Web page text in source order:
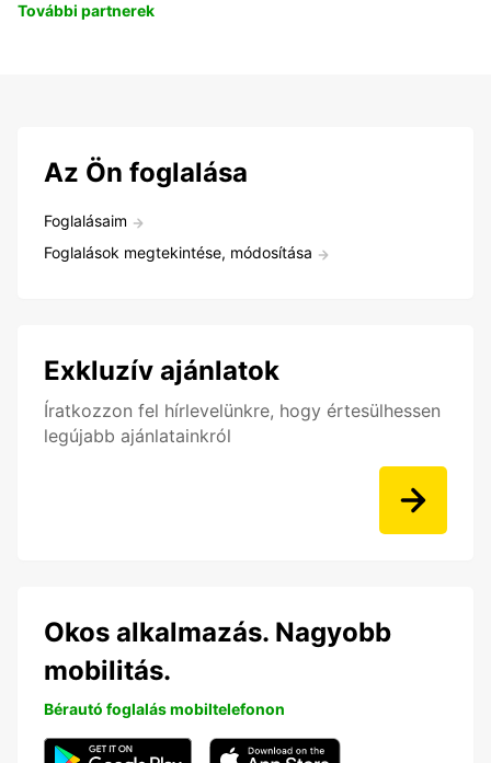
További partnerek
Az Ön foglalása
Foglalásaim
Foglalások megtekintése, módosítása
Exkluzív ajánlatok
Íratkozzon fel hírlevelünkre, hogy értesülhessen
legújabb ajánlatainkról
Okos alkalmazás. Nagyobb
mobilitás.
Bérautó foglalás mobiltelefonon